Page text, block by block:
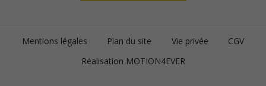
Footer
Mentions légales Plan du site Vie privée
CGV
Réalisation MOTION4EVER